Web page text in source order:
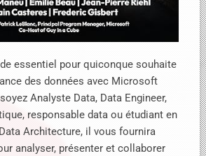
essentiel pour quiconque souhaite
des données avec Microsoft
Analyste Data, Data Engineer,
responsable data ou étudiant en
Architecture, il vous fournira
analyser, présenter et collaborer